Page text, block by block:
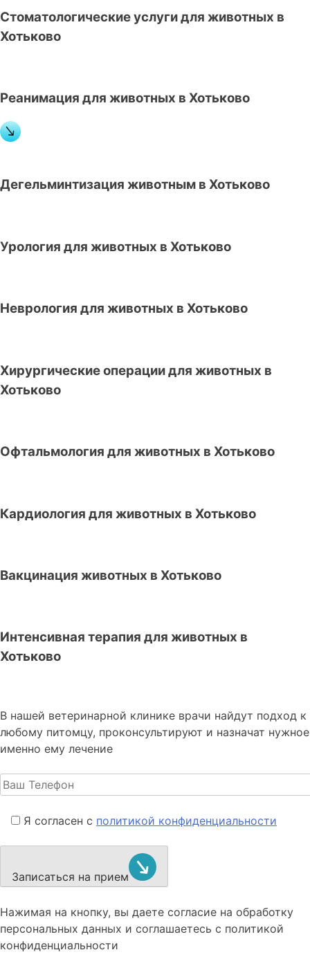
Стоматологические услуги для животных в
Хотьково
Реанимация для животных в Хотьково
Дегельминтизация животным в Хотьково
Урология для животных в Хотьково
Неврология для животных в Хотьково
Хирургические операции для животных в
Хотьково
Офтальмология для животных в Хотьково
Кардиология для животных в Хотьково
Вакцинация животных в Хотьково
Интенсивная терапия для животных в
Хотьково
В нашей ветеринарной клинике врачи найдут подход к
любому питомцу, проконсультируют и назначат нужное
именно ему лечение
Я согласен с политикой конфиденциальности
Записаться на прием
Нажимая на кнопку, вы даете согласие на обработку
персональных данных и соглашаетесь c политикой
конфиденциальности